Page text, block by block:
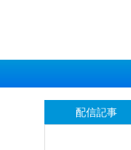
配信記事